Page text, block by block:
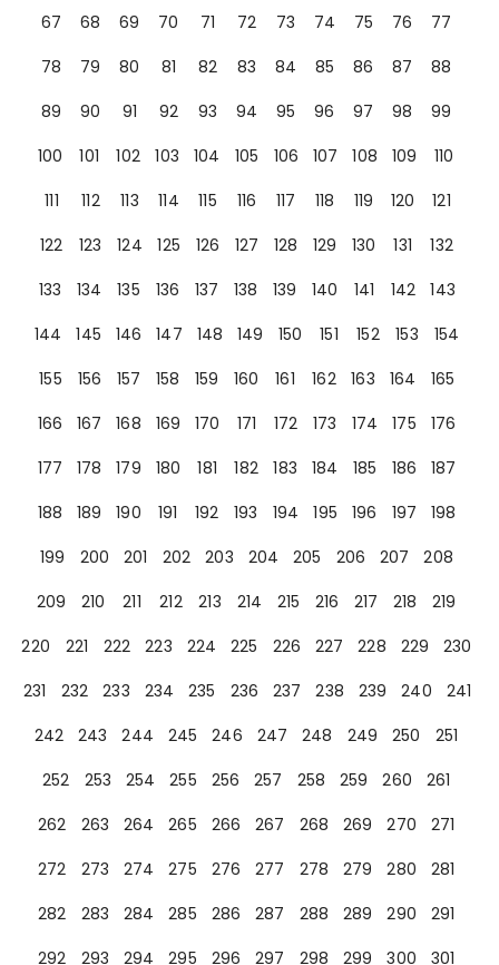
67
68 69 70 71 72 73 74 75 76
77
78
79 80 81 82 83 84 85 86 87
88
89
90 91 92 93 94 95 96 97 98
99
100
101 102 103 104 105 106 107 108 109
110
111
112 113 114 115 116 117 118 119 120
121
122
123 124 125 126 127 128 129 130 131
132
133
134 135 136 137 138 139 140 141 142
143
144
145 146 147 148 149 150 151 152 153
154
155
156 157 158 159 160 161 162 163 164
165
166
167 168 169 170 171 172 173 174 175
176
177
178 179 180 181 182 183 184 185 186
187
188
189 190 191 192 193 194 195 196 197
198
199
200 201 202 203 204 205 206 207
208
209
210 211 212 213 214 215 216 217 218
219
220
221 222 223 224 225 226 227 228 229
230
231
232 233 234 235 236 237 238 239 240
241
242
243 244 245 246 247 248 249 250
251
252
253 254 255 256 257 258 259 260
261
262
263 264 265 266 267 268 269 270
271
272
273 274 275 276 277 278 279 280
281
282
283 284 285 286 287 288 289 290
291
292
293 294 295 296 297 298 299 300 301